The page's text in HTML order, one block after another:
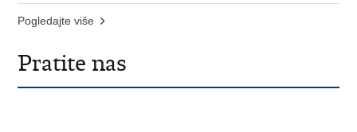
Pogledajte više
Pratite nas